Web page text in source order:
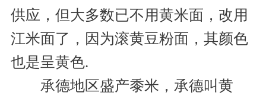
供应，但大多数已不用黄米面，改用
江米面了，因为滚黄豆粉面，其颜色
也是呈黄色.
承德地区盛产黍米，承德叫黄